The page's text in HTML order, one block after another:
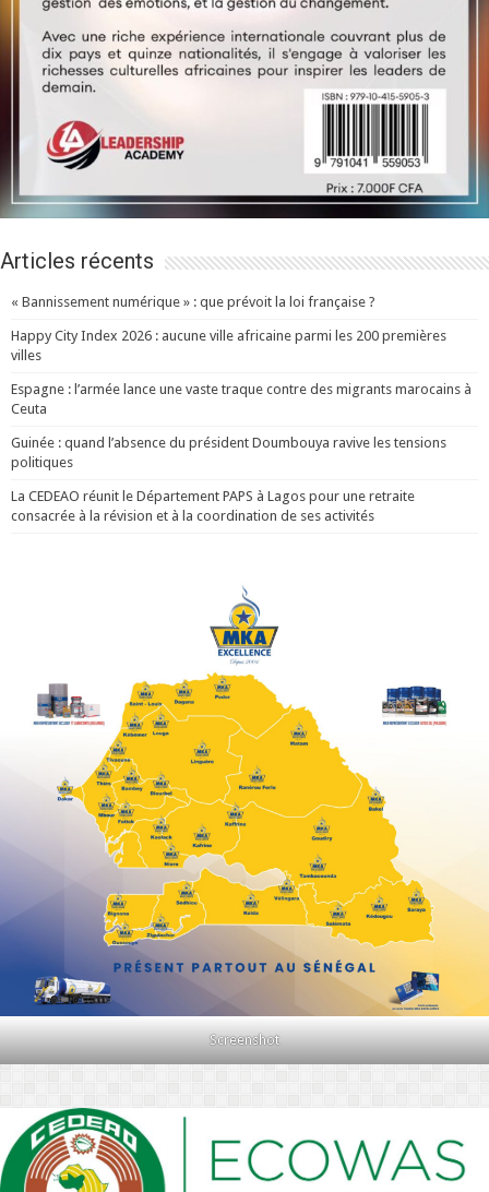
Articles récents
« Bannissement numérique » : que prévoit la loi française ?
Happy City Index 2026 : aucune ville africaine parmi les 200 premières
villes
Espagne : l’armée lance une vaste traque contre des migrants marocains à
Ceuta
Guinée : quand l’absence du président Doumbouya ravive les tensions
politiques
La CEDEAO réunit le Département PAPS à Lagos pour une retraite
consacrée à la révision et à la coordination de ses activités
Screenshot